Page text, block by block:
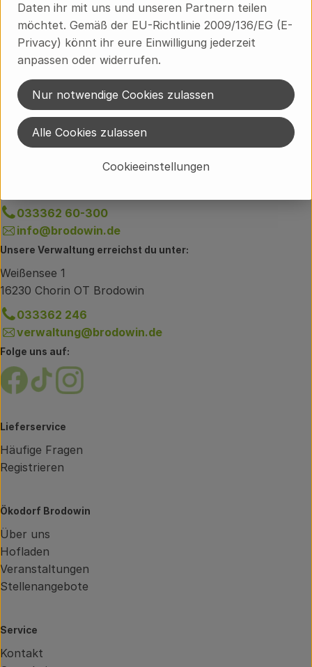
Produktinformationen
Herkunft
Deutschland
Du hast eine Frage zum Lieferservice?
Brodowiner Dorfstraße 89
033362 60-300
info@brodowin.de
Unsere Verwaltung erreichst du unter:
Weißensee 1
16230 Chorin OT Brodowin
033362 246
verwaltung@brodowin.de
Folge uns auf:
Externer Link zu https://www.facebook.com/
Externer Link zu https://www.tiktok.com/
Externer Link zu https://
Lieferservice
Häufige Fragen
Registrieren
Ökodorf Brodowin
Über uns
Hofladen
Veranstaltungen
Stellenangebote
Service
Kontakt
Daten ihr mit uns und unseren Partnern teilen
möchtet. Gemäß der EU-Richtlinie 2009/136/EG (E-
Privacy) könnt ihr eure Einwilligung jederzeit
anpassen oder widerrufen.
Cookieeinstellungen
Nur notwendige Cookies zulassen
Alle Cookies zulassen